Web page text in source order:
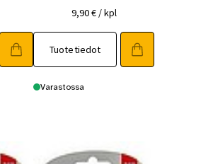
9,90€ / kpl
Tuotetiedot
Varastossa